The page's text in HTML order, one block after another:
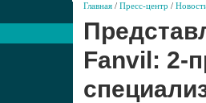
Главная / Пресс-центр /
Fanvil: 2-